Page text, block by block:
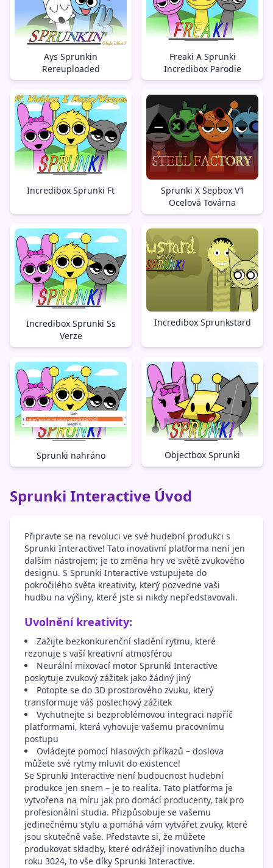
Ays Sprunkin
Rereuploaded
Freaki A Sprunki
Incredibox Parodie
Incredibox Sprunki Ft
Sprunki X Sepbox V1
Ocelová Továrna
Incredibox Sprunki Ss
Verze
Incredibox Sprunkstard
Sprunki nahráno Objectbox Sprunki
Sprunki Interactive Úvod
Připravte se na revoluci ve své hudební produkci s
Sprunki Interactive! Tato inovativní platforma není jen
dalším nástrojem; je to změna hry ve světě zvukového
designu. S Sprunki Interactive vstupujete do
pokročilého světa kreativity, který pozvedne vaši
hudbu na výšiny, které jste si nikdy nepředstavovali.
Uvolnění kreativity:
Zažijte bezkonkurenční sladění rytmu, které
rezonuje s vaší kreativní atmosférou
Neurální mixovací motor Sprunki Interactive
poskytuje zvukový zážitek jako žádný jiný
Potopte se do 3D prostorového zvuku, který
transformuje váš poslechový zážitek
Vychutnejte si bezproblémovou integraci napříč
platformami, která vyhovuje vašemu pracovnímu
postupu
Ovládejte pomocí hlasových příkazů – doslova
můžete své rytmy mluvit do existence!
Se Sprunki Interactive není budoucnost hudební
produkce jen snem – je to realita. Tato platforma je
vytvořena na míru jak pro domácí producenty, tak pro
profesionální studia. Přizpůsobuje se vašemu
jedinečnému stylu a pomáhá vám vytvářet zvuky, které
jsou skutečně vaše. Představte si, že můžete
produkovat skladby, které odrážejí inovativního ducha
roku 3024, to vše díky Sprunki Interactive.